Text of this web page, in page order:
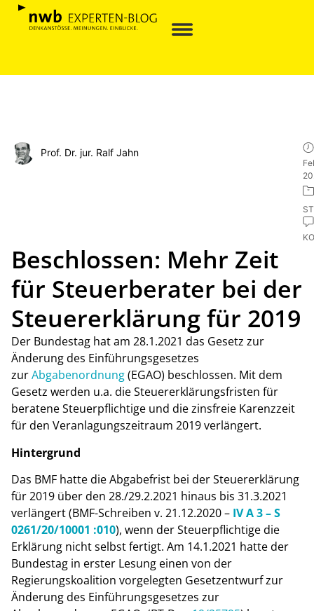
Prof. Dr. jur. Ralf Jahn
Beschlossen: Mehr Zeit
für Steuerberater bei der
Steuererklärung für 2019
Der Bundestag hat am 28.1.2021 das Gesetz zur
Änderung des Einführungsgesetzes
zurAbgabenordnung(EGAO) beschlossen. Mit dem
Gesetz werden u.a. die Steuererklärungsfristen für
beratene Steuerpflichtige und die zinsfreie Karenzzeit
für den Veranlagungszeitraum 2019 verlängert.
Hintergrund
Das BMF hatte die Abgabefrist bei der Steuererklärung
für 2019 über den 28./29.2.2021 hinaus bis 31.3.2021
verlängert (BMF-Schreiben v. 21.12.2020 – IV A 3 – S
0261/20/10001 :010), wenn der Steuerpflichtige die
Erklärung nicht selbst fertigt. Am 14.1.2021 hatte der
Bundestag in erster Lesung einen von der
Regierungskoalition vorgelegten Gesetzentwurf zur
Änderung des Einführungsgesetzes zur